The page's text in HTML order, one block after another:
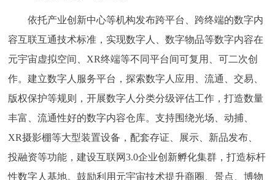
依托产业创新中心等机构发布跨平台、跨终端的数字内
容互联互通技术标准，实现数字人、数字物品等数字内容在
元宇宙虚拟空间、XR终端等不同平台间可复用、可二次创
作。建立数字人服务平台，探索数字人应用、流通、交易、
版权保护等规则，开展数字人分类分级评估工作，打造数量
丰富、流通性好的数字内容仓库。支持围绕光场、动捕、
XR摄影棚等大型装置设备，配套存证、展示、新品发布、
投融资等功能，建设互联网3.0企业创新孵化集群，打造标杆
性数字人基地。鼓励利用元宇宙技术提升商圈、景点、博物